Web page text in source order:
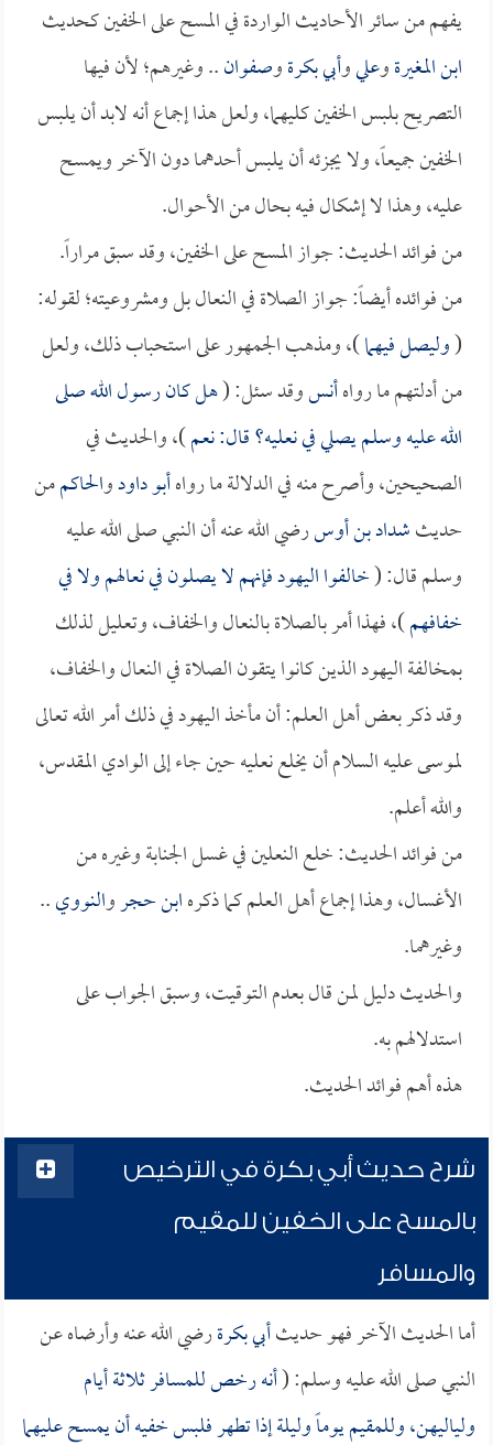
يفهم من سائر الأحاديث الواردة في المسح على الخفين كحديث
ابن المغيرةوعليوأبي بكرةوصفوان.. وغيرهم؛ لأن فيها
التصريح بلبس الخفين كليهما، ولعل هذا إجماع أنه لابد أن يلبس
الخفين جميعاً، ولا يجزئه أن يلبس أحدهما دون الآخر ويمسح
عليه، وهذا لا إشكال فيه بحال من الأحوال.
من فوائد الحديث: جواز المسح على الخفين، وقد سبق مراراً.
من فوائده أيضاً: جواز الصلاة في النعال بل ومشروعيته؛ لقوله:
(وليصل فيهما)، ومذهب الجمهور على استحباب ذلك، ولعل
من أدلتهم ما رواهأنسوقد سئل: (هل كان رسول الله صلى
الله عليه وسلم يصلي في نعليه؟ قال: نعم)، والحديث في
الصحيحين، وأصرح منه في الدلالة ما رواهأبو داودوالحاكممن
حديثشداد بن أوسرضي الله عنه أن النبي صلى الله عليه
وسلم قال: (خالفوا اليهود فإنهم لا يصلون في نعالهم ولا في
خفافهم)، فهذا أمر بالصلاة بالنعال والخفاف، وتعليل لذلك
بمخالفة اليهود الذين كانوا يتقون الصلاة في النعال والخفاف،
وقد ذكر بعض أهل العلم: أن مأخذ اليهود في ذلك أمر الله تعالى
لموسى عليه السلام أن يخلع نعليه حين جاء إلى الوادي المقدس،
والله أعلم.
من فوائد الحديث: خلع النعلين في غسل الجنابة وغيره من
الأغسال، وهذا إجماع أهل العلم كما ذكرهابن حجروالنووي..
وغيرهما.
والحديث دليل لمن قال بعدم التوقيت، وسبق الجواب على
استدلالهم به.
هذه أهم فوائد الحديث.
شرح حديث أبي بكرة في الترخيص
بالمسح على الخفين للمقيم
والمسافر
أما الحديث الآخر فهو حديثأبي بكرةرضي الله عنه وأرضاه عن
النبي صلى الله عليه وسلم: (أنه رخص للمسافر ثلاثة أيام
ولياليهن، وللمقيم يوماً وليلة إذا تطهر فلبس خفيه أن يمسح عليهما